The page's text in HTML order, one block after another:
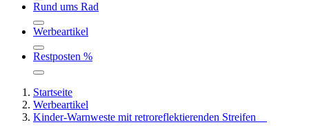
Rund ums Rad
Werbeartikel
Restposten %
Startseite
Werbeartikel
Kinder-Warnweste mit retroreflektierenden Streifen